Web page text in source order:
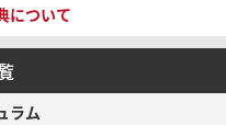
について
ラム